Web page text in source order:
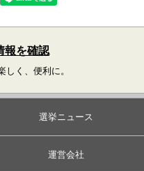
報を確認
しく、便利に。
選挙ニュース
運営会社